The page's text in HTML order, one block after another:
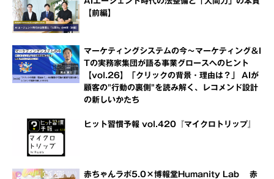
【前編】
マーケティングシステムの今～マーケティング＆I
Tの実務家集団が語る事業グロースへのヒント
【vol.26】「クリックの背景・理由は？」 AIが
顧客の"行動の裏側"を読み解く、レコメンド設計
の新しいかたち
ヒット習慣予報 vol.420『マイクロトリップ』
赤ちゃんラボ5.0×博報堂Humanity Lab 赤